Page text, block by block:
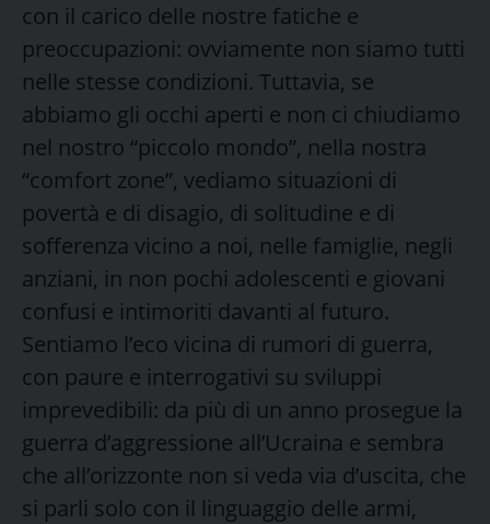
con il carico delle nostre fatiche e
preoccupazioni: ovviamente non siamo tutti
nelle stesse condizioni. Tuttavia, se
abbiamo gli occhi aperti e non ci chiudiamo
nel nostro “piccolo mondo”, nella nostra
“comfort zone”, vediamo situazioni di
povertà e di disagio, di solitudine e di
sofferenza vicino a noi, nelle famiglie, negli
anziani, in non pochi adolescenti e giovani
confusi e intimoriti davanti al futuro.
Sentiamo l’eco vicina di rumori di guerra,
con paure e interrogativi su sviluppi
imprevedibili: da più di un anno prosegue la
guerra d’aggressione all’Ucraina e sembra
che all’orizzonte non si veda via d’uscita, che
si parli solo con il linguaggio delle armi,